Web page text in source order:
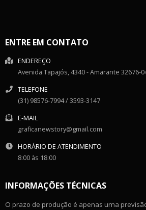
ENTRE EM CONTATO
ENDEREÇO
Avenida Tapajós, 4340- Amarante 32676-
TELEFONE
(31) 98576-7994 / 3593-3147
E-MAIL
graficanewstory@gmail.com
HORÁRIO DE ATENDIMENTO
8:00 às 18:00
INFORMAÇÕES TÉCNICAS
O prazo de produção é apenas uma